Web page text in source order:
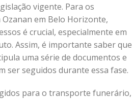
vigente. Para os
em Belo Horizonte,
é crucial, especialmente em
Assim, é importante saber que
uma série de documentos e
ser seguidos durante essa fase.
para o transporte funerário,